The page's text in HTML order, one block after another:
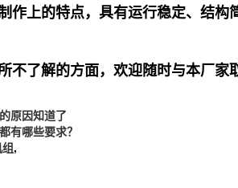
作上的特点，具有运行稳定、结
不了解的方面，欢迎随时与本厂家
原因知道了
有哪些要求？
,